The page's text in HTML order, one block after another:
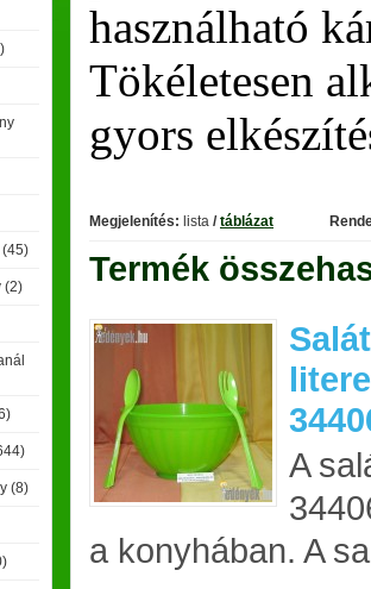
(45)
(2)
(8)
használható
Tökéletesen
gyors
Megjelenítés: lista / táblázat
Termék
A
a konyhában. A